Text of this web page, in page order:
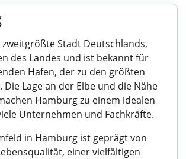
Stadt Deutschlands,
des Landes und ist bekannt für
Hafen, der zu den größten
Die Lage an der Elbe und die Nähe
Hamburg zu einem idealen
Unternehmen und Fachkräfte.
in Hamburg ist geprägt von
einer vielfältigen